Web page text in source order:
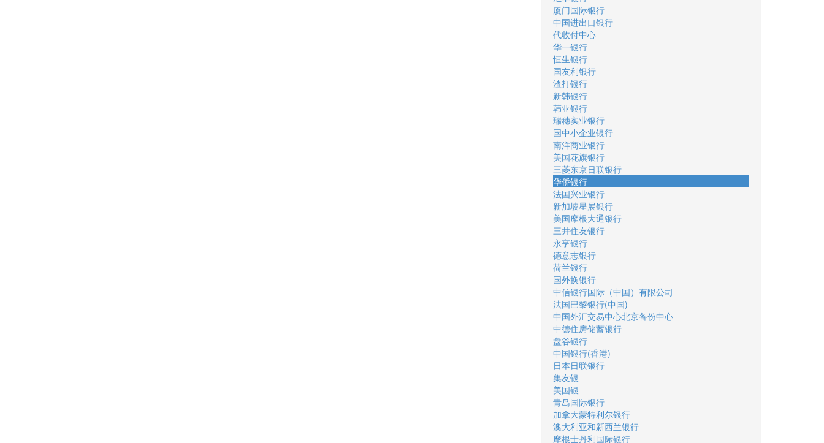
厦门国际银行
中国进出口银行
代收付中心
华一银行
恒生银行
国友利银行
渣打银行
新韩银行
韩亚银行
瑞穗实业银行
国中小企业银行
南洋商业银行
美国花旗银行
三菱东京日联银行
华侨银行
法国兴业银行
新加坡星展银行
美国摩根大通银行
三井住友银行
永亨银行
德意志银行
荷兰银行
国外换银行
中信银行国际（中国）有限公司
法国巴黎银行(中国)
中国外汇交易中心北京备份中心
中德住房储蓄银行
盘谷银行
中国银行(香港)
日本日联银行
集友银
美国银
青岛国际银行
加拿大蒙特利尔银行
澳大利亚和新西兰银行
摩根士丹利国际银行